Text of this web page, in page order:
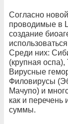
Согласно
проводимые в
создание
Среди них:
(крупная
Вирусные
Филовирусы
Мачупо) и
как и
суммы.